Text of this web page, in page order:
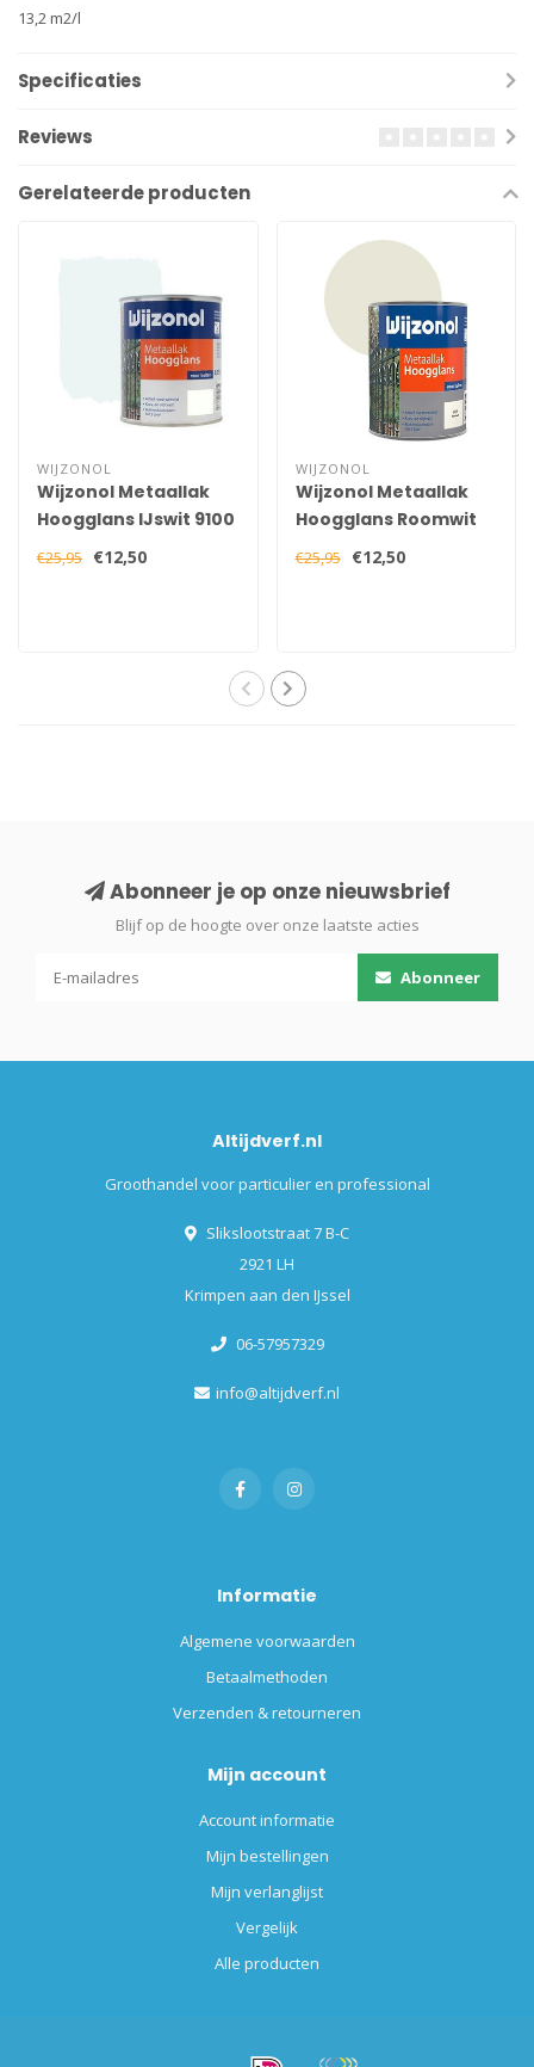
13,2 m2/l
Specificaties
Reviews
Gerelateerde producten
WIJZONOL
Wijzonol Metaallak
Hoogglans IJswit 9100
750 ml
€25,95 €12,50
WIJZONOL
Wijzonol Metaallak
Hoogglans Roomwit
9235 750 ml
€25,95 €12,50
Abonneer je op onze nieuwsbrief
Blijf op de hoogte over onze laatste acties
Abonneer
Altijdverf.nl
Groothandel voor particulier en professional
Slikslootstraat 7 B-C
2921 LH
Krimpen aan den IJssel
06-57957329
info@altijdverf.nl
Informatie
Algemene voorwaarden
Betaalmethoden
Verzenden & retourneren
Mijn account
Account informatie
Mijn bestellingen
Mijn verlanglijst
Vergelijk
Alle producten